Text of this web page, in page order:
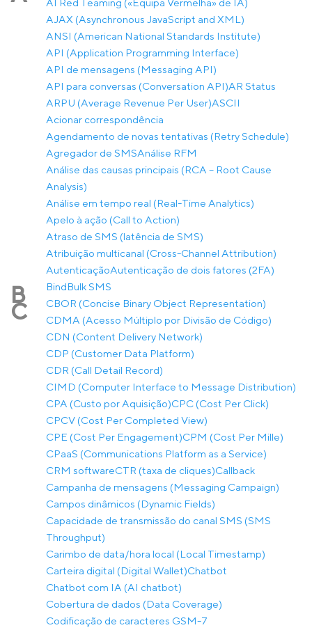
AI Red Teaming («Equipa Vermelha» de IA)
AJAX (Asynchronous JavaScript and XML)
ANSI (American National Standards Institute)
API (Application Programming Interface)
API de mensagens (Messaging API)
API para conversas (Conversation API)AR Status
ARPU (Average Revenue Per User)ASCII
Acionar correspondência
Agendamento de novas tentativas (Retry Schedule)
Agregador de SMSAnálise RFM
Análise das causas principais (RCA – Root Cause
Analysis)
Análise em tempo real (Real-Time Analytics)
Apelo à ação (Call to Action)
Atraso de SMS (latência de SMS)
Atribuição multicanal (Cross-Channel Attribution)
AutenticaçãoAutenticação de dois fatores (2FA)
B BindBulk SMS
C
CBOR (Concise Binary Object Representation)
CDMA (Acesso Múltiplo por Divisão de Código)
CDN (Content Delivery Network)
CDP (Customer Data Platform)
CDR (Call Detail Record)
CIMD (Computer Interface to Message Distribution)
CPA (Custo por Aquisição)CPC (Cost Per Click)
CPCV (Cost Per Completed View)
CPE (Cost Per Engagement)CPM (Cost Per Mille)
CPaaS (Communications Platform as a Service)
CRM softwareCTR (taxa de cliques)Callback
Campanha de mensagens (Messaging Campaign)
Campos dinâmicos (Dynamic Fields)
Capacidade de transmissão do canal SMS (SMS
Throughput)
Carimbo de data/hora local (Local Timestamp)
Carteira digital (Digital Wallet)Chatbot
Chatbot com IA (AI chatbot)
Cobertura de dados (Data Coverage)
Codificação de caracteres GSM-7